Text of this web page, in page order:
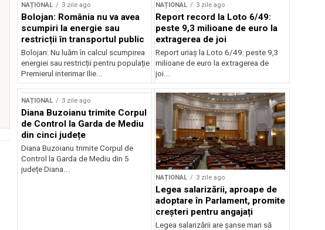
NAȚIONAL 3 zile ago
Bolojan: România nu va avea
scumpiri la energie sau
restricții în transportul public
Bolojan: Nu luăm în calcul scumpirea
energiei sau restricții pentru populație
Premierul interimar Ilie...
NAȚIONAL 3 zile ago
Report record la Loto 6/49:
peste 9,3 milioane de euro la
extragerea de joi
Report uriaș la Loto 6/49: peste 9,3
milioane de euro la extragerea de
joi...
NAȚIONAL 3 zile ago
Diana Buzoianu trimite Corpul
de Control la Garda de Mediu
din cinci județe
Diana Buzoianu trimite Corpul de
Control la Garda de Mediu din 5
județe Diana...
NAȚIONAL 3 zile ago
Legea salarizării, aproape de
adoptare în Parlament, promite
creșteri pentru angajați
Legea salarizării are șanse mari să